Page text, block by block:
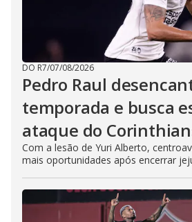
DO R7/07/08/2026
Pedro Raul
temporada e busca
ataque do
Com a lesão de Yuri Alberto,
mais oportunidades após encerrar